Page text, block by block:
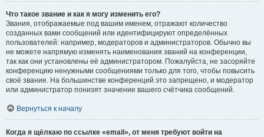
Что такое звание и как я могу изменить его?
Звания, отображаемые под вашим именем, отражают количество
созданных вами сообщений или идентифицируют определённых
пользователей: например, модераторов и администраторов. Обычно вы
не можете напрямую изменять наименования званий на конференции,
так как они установлены её администратором. Пожалуйста, не засоряйте
конференцию ненужными сообщениями только для того, чтобы повысить
своё звание. На большинстве конференций это запрещено, и модератор
или администратор понизят значение вашего счётчика сообщений.
Вернуться к началу
Когда я щёлкаю по ссылке «email», от меня требуют войти на